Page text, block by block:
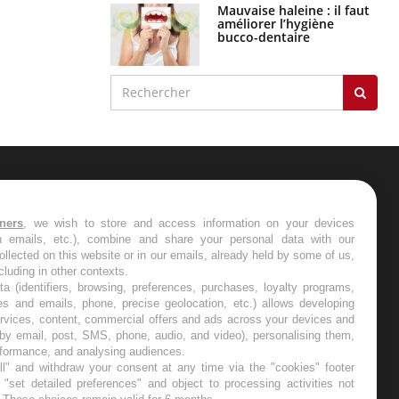
Mauvaise haleine : il faut
améliorer l’hygiène
bucco-dentaire
les semaines les meilleures
, we wish to store and access information on your devices
emails, etc.), combine and share your personal data with our
on this website or in our emails, already held by some of us,
in other contexts.
(identifiers, browsing, preferences, purchases, loyalty programs,
and emails, phone, precise geolocation, etc.) allows developing
content, commercial offers and ads across your devices and
email, post, SMS, phone, audio, and video), personalising them,
and analysing audiences.
and withdraw your consent at any time via the "cookies" footer
detailed preferences" and object to processing activities not